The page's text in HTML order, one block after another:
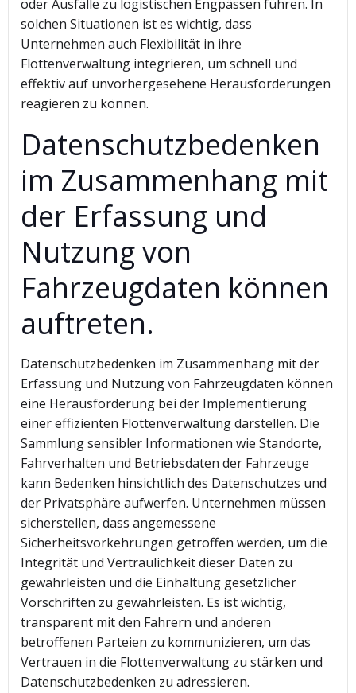
oder Ausfälle zu logistischen Engpässen führen. In
solchen Situationen ist es wichtig, dass
Unternehmen auch Flexibilität in ihre
Flottenverwaltung integrieren, um schnell und
effektiv auf unvorhergesehene Herausforderungen
reagieren zu können.
Datenschutzbedenken
im Zusammenhang mit
der Erfassung und
Nutzung von
Fahrzeugdaten können
auftreten.
Datenschutzbedenken im Zusammenhang mit der
Erfassung und Nutzung von Fahrzeugdaten können
eine Herausforderung bei der Implementierung
einer effizienten Flottenverwaltung darstellen. Die
Sammlung sensibler Informationen wie Standorte,
Fahrverhalten und Betriebsdaten der Fahrzeuge
kann Bedenken hinsichtlich des Datenschutzes und
der Privatsphäre aufwerfen. Unternehmen müssen
sicherstellen, dass angemessene
Sicherheitsvorkehrungen getroffen werden, um die
Integrität und Vertraulichkeit dieser Daten zu
gewährleisten und die Einhaltung gesetzlicher
Vorschriften zu gewährleisten. Es ist wichtig,
transparent mit den Fahrern und anderen
betroffenen Parteien zu kommunizieren, um das
Vertrauen in die Flottenverwaltung zu stärken und
Datenschutzbedenken zu adressieren.